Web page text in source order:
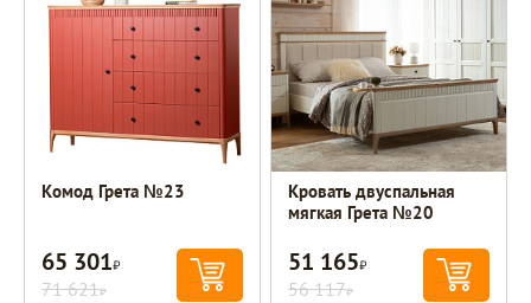
Комод Грета №23
65 301Р
71 621Р
Кровать двуспальная
мягкая Грета №20
51 165Р
56 117Р